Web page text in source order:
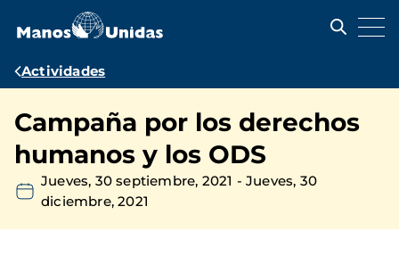
contenido
Ruta
navegación
Actividades
Campaña por los derechos
humanos y los ODS
Jueves, 30 septiembre, 2021 -Jueves, 30
diciembre, 2021